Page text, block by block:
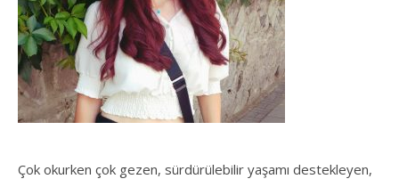
Çok okurken çok gezen, sürdürülebilir yaşamı destekleyen,